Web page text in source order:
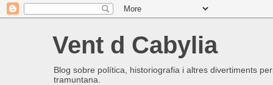
Vent d Cabylia
Blog sobre política, historiografia i altres divertiments
tramuntana.